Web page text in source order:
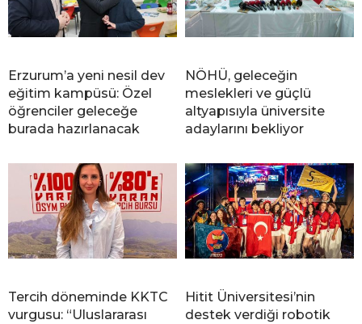
Erzurum’a yeni nesil dev
eğitim kampüsü: Özel
öğrenciler geleceğe
burada hazırlanacak
NÖHÜ, geleceğin
meslekleri ve güçlü
altyapısıyla üniversite
adaylarını bekliyor
Tercih döneminde KKTC
vurgusu: “Uluslararası
Hitit Üniversitesi’nin
destek verdiği robotik